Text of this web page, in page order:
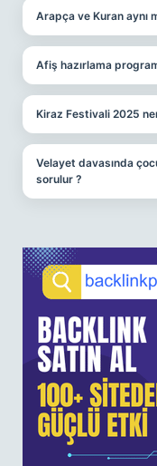
Arapça ve Kuran aynı
Afiş hazırlama
Kiraz Festivali 2025
Velayet davasında
sorulur ?